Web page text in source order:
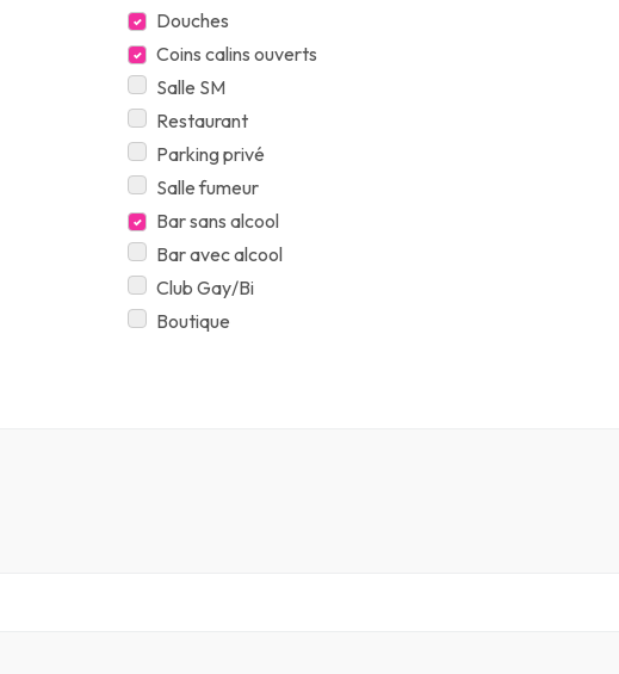
Douches
Coins calins ouverts
Salle SM
Restaurant
Parking privé
Salle fumeur
Bar sans alcool
Bar avec alcool
Club Gay/Bi
Boutique